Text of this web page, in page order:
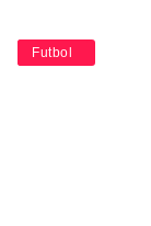
Esports
Futbol